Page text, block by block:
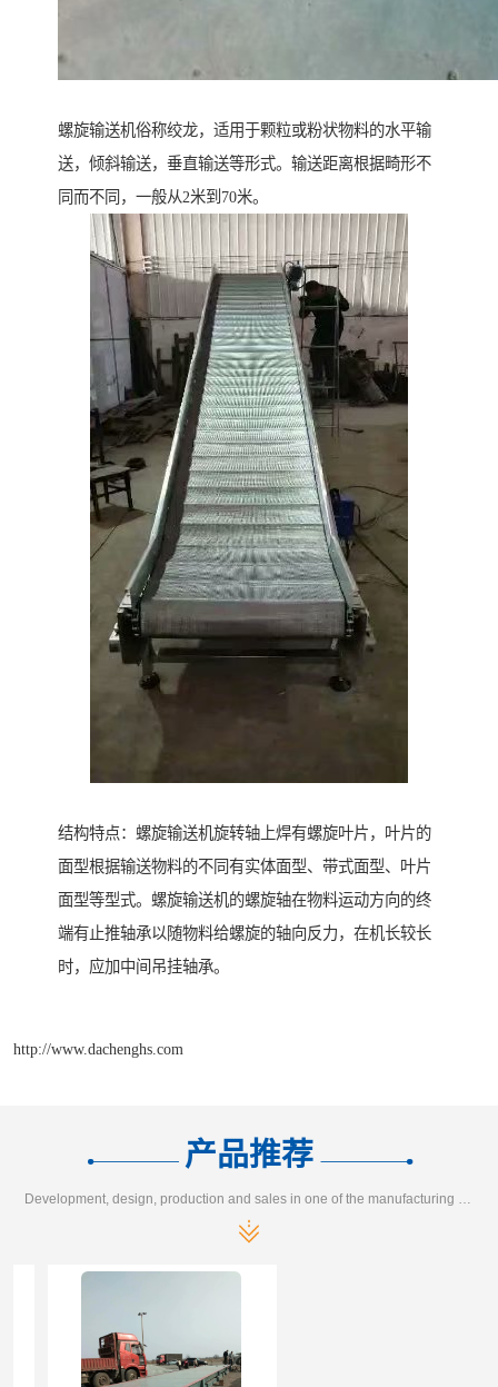
螺旋输送机俗称绞龙，适用于颗粒或粉状物料的水平输
送，倾斜输送，垂直输送等形式。输送距离根据畸形不
同而不同，一般从2米到70米。
结构特点：螺旋输送机旋转轴上焊有螺旋叶片，叶片的
面型根据输送物料的不同有实体面型、带式面型、叶片
面型等型式。螺旋输送机的螺旋轴在物料运动方向的终
端有止推轴承以随物料给螺旋的轴向反力，在机长较长
时，应加中间吊挂轴承。
http://www.dachenghs.com
产品推荐
Development, design, production and sales in one of the manufacturing enterprises